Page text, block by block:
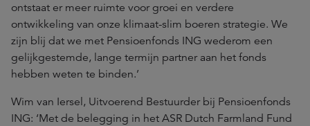
ontstaat er meer ruimte voor groei en verdere
ontwikkeling van onze klimaat-slim boeren strategie. We
zijn blij dat we met Pensioenfonds ING wederom een
gelijkgestemde, lange termijn partner aan het fonds
hebben weten te binden.’
Wim van Iersel, Uitvoerend Bestuurder bij Pensioenfonds
ING: ‘Met de belegging in het ASR Dutch Farmland Fund